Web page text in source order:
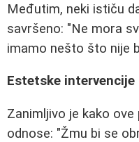
Međutim, neki ističu
savršeno: "Ne mora
imamo nešto što nije
Estetske
Zanimljivo je kako
odnose: "Žmu bi se